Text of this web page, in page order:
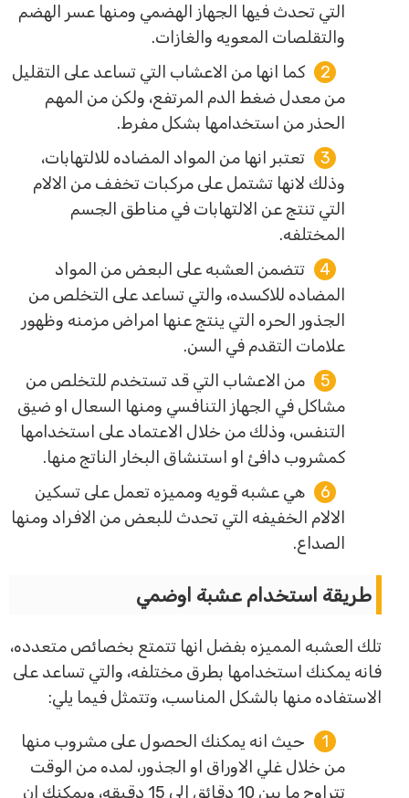
التي تحدث فيها الجهاز الهضمي ومنها عسر الهضم
والتقلصات المعويه والغازات.
كما انها من الاعشاب التي تساعد على التقليل
من معدل ضغط الدم المرتفع، ولكن من المهم
الحذر من استخدامها بشكل مفرط.
تعتبر انها من المواد المضاده للالتهابات،
وذلك لانها تشتمل على مركبات تخفف من الالام
التي تنتج عن الالتهابات في مناطق الجسم
المختلفه.
تتضمن العشبه على البعض من المواد
المضاده للاكسده، والتي تساعد على التخلص من
الجذور الحره التي ينتج عنها امراض مزمنه وظهور
علامات التقدم في السن.
من الاعشاب التي قد تستخدم للتخلص من
مشاكل في الجهاز التنافسي ومنها السعال او ضيق
التنفس، وذلك من خلال الاعتماد على استخدامها
كمشروب دافئ او استنشاق البخار الناتج منها.
هي عشبه قويه ومميزه تعمل على تسكين
الالام الخفيفه التي تحدث للبعض من الافراد ومنها
الصداع.
طريقة استخدام عشبة اوضمي
تلك العشبه المميزه بفضل انها تتمتع بخصائص متعدده،
فانه يمكنك استخدامها بطرق مختلفه، والتي تساعد على
الاستفاده منها بالشكل المناسب، وتتمثل فيما يلي:
حيث انه يمكنك الحصول على مشروب منها
من خلال غلي الاوراق او الجذور، لمده من الوقت
تتراوح ما بين 10 دقائق الى 15 دقيقه، ويمكنك ان